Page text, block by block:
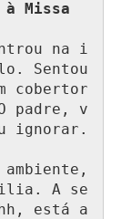
à Missa
na i
Sentou
cobertor
padre, v
ignorar.
A se
está a